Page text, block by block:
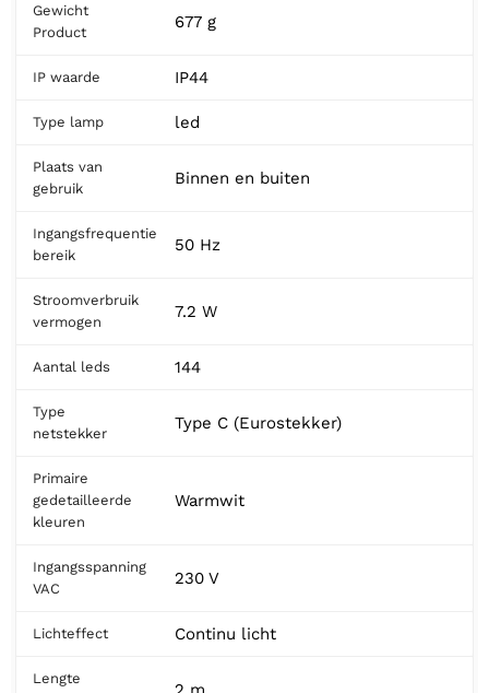
Gewicht
Product
677 g
IP waarde IP44
Type lamp led
Plaats van
gebruik
Binnen en buiten
Ingangsfrequentie
bereik
50 Hz
Stroomverbruik
vermogen
7.2 W
Aantal leds 144
Type
netstekker
Type C (Eurostekker)
Primaire
gedetailleerde
kleuren
Warmwit
Ingangsspanning
VAC
230 V
Lichteffect Continu licht
Lengte